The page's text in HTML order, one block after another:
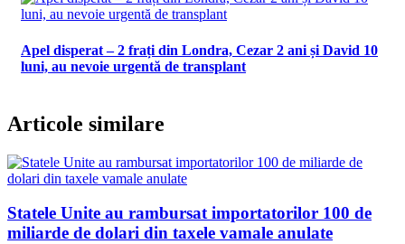
Apel disperat – 2 frați din Londra, Cezar 2 ani și David 10
luni, au nevoie urgentă de transplant
Articole similare
Statele Unite au rambursat importatorilor 100 de
miliarde de dolari din taxele vamale anulate